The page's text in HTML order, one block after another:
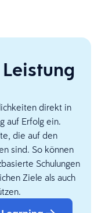
direkt in
auf Erfolg ein.
die auf den
sind. So können
Schulungen
Ziele als auch